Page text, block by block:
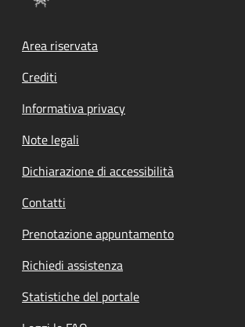
Footer menu
Area riservata
Crediti
Informativa privacy
Note legali
Dichiarazione di accessibilità
Contatti
Prenotazione appuntamento
Richiedi assistenza
Statistiche del portale